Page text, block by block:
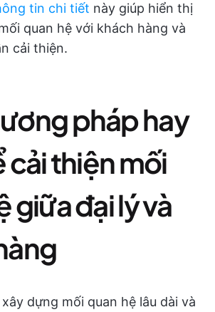
tin chi tiết này giúp hiển thị
quan hệ với khách hàng và
cải thiện.
pháp hay
cải thiện mối
giữa đại lý và
dựng mối quan hệ lâu dài và